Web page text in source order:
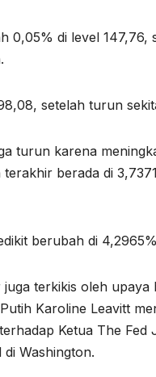
0,05% di level 147,76,
setelah turun
turun karena
berada di
berubah di
terkikis oleh
Karoline Leavitt
Ketua The
Washington.